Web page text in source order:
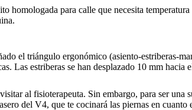
para calle que necesita
el triángulo ergonómico (asiento-estriberas-
Las estriberas se han desplazado 10 mm
al fisioterapeuta. Sin embargo, para ser
del V4, que te cocinará las piernas en cuanto